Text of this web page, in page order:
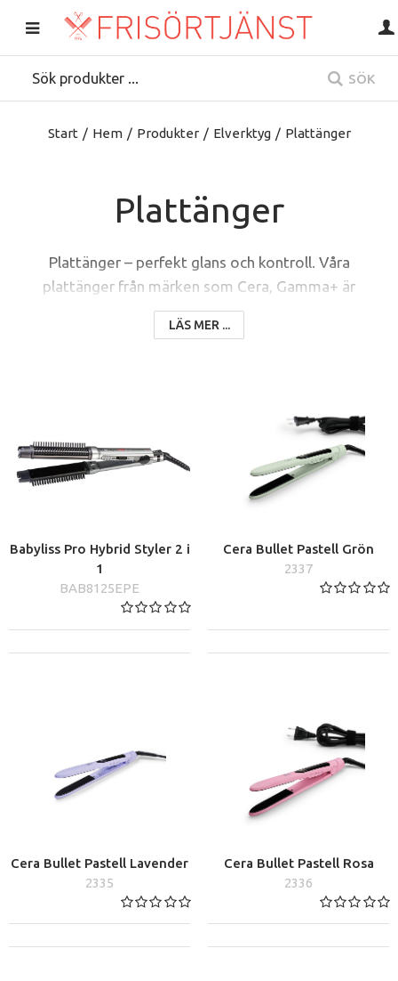
SÖK
Start / Hem / Produkter / Elverktyg / Plattänger
Plattänger
Plattänger – perfekt glans och kontroll. Våra
plattänger från märken som Cera, Gamma+ är
utformade för att ge håret en slät, glansig finish
med exakt temperaturkontroll. Dessa plattänger är
LÄS MER ...
Babyliss Pro Hybrid Styler 2 i
1
BAB8125EPE
Cera Bullet Pastell Grön
2337
Cera Bullet Pastell Lavender
2335
Cera Bullet Pastell Rosa
2336